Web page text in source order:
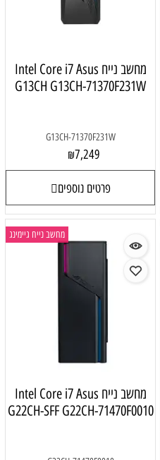
מחשב נייח Intel Core i7 Asus
G13CH G13CH-71370F231W
G13CH-71370F231W
₪7,249
פרטים נוספים
מחשב נייח גיימינג
מחשב נייח Intel Core i7 Asus
G22CH-SFF G22CH-71470F0010